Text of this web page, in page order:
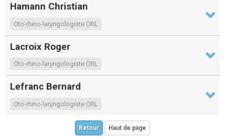
Hamann Christian
Oto-rhino-laryngologiste ORL
Lacroix Roger
Oto-rhino-laryngologiste ORL
Lefranc Bernard
Oto-rhino-laryngologiste ORL
Retour Haut de page